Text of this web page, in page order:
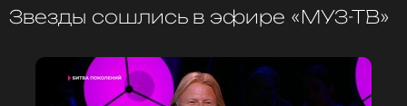
Звезды сошлись в эфире «МУЗ-ТВ»